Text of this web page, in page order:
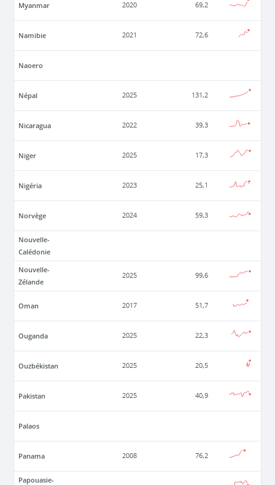
Myanmar 2020 69,2
Namibie 2021 72,6
Naoero
Népal 2025 131,2
Nicaragua 2022 39,3
Niger 2025 17,3
Nigéria 2023 25,1
Norvège 2024 59,3
Nouvelle-
Calédonie
Nouvelle-
Zélande
2025 99,6
Oman 2017 51,7
Ouganda 2025 22,3
Ouzbékistan 2025 20,5
Pakistan 2025 40,9
Palaos
Panama 2008 76,2
Papouasie-